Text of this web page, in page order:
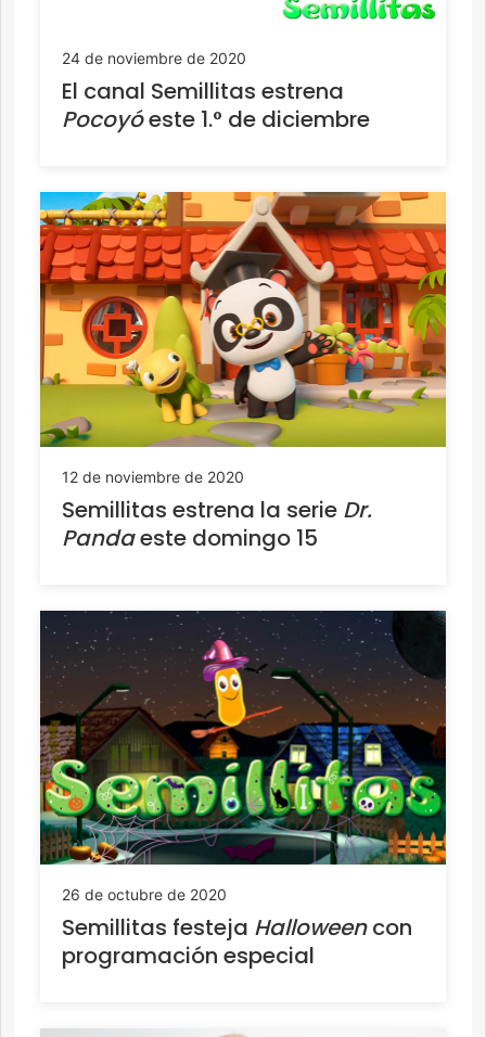
24 de noviembre de 2020
El canal Semillitas estrena
Pocoyóeste 1.° de diciembre
12 de noviembre de 2020
Semillitas estrena la serie Dr.
Pandaeste domingo 15
26 de octubre de 2020
Semillitas festeja Halloweencon
programación especial